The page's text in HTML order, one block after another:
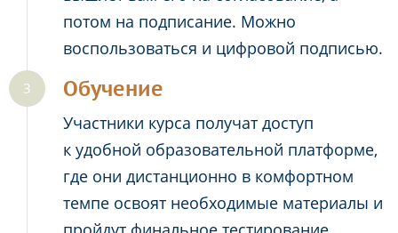
потом на подписание. Можно
воспользоваться и цифровой подписью.
Обучение
Участники курса получат доступ
к удобной образовательной платформе,
где они дистанционно в комфортном
темпе освоят необходимые материалы и